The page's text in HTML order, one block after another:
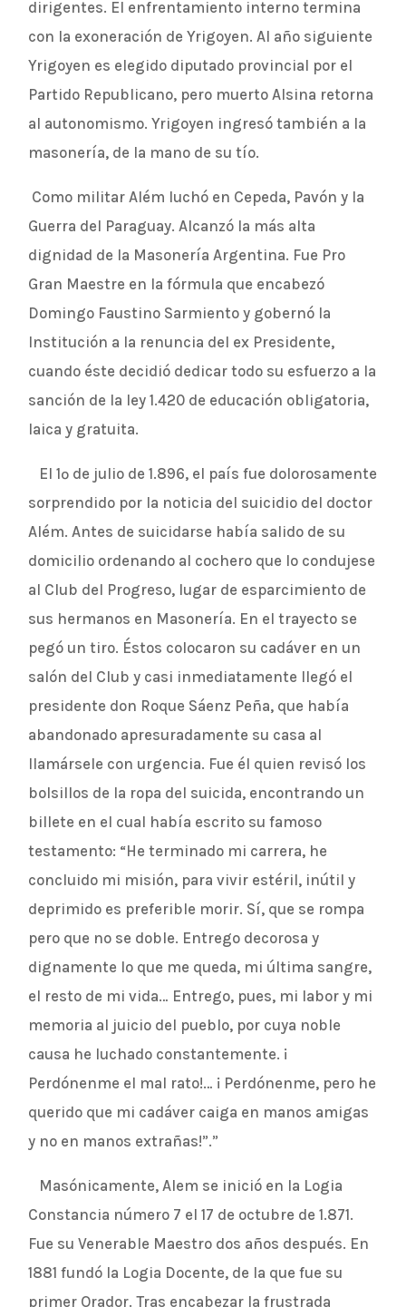
dirigentes. El enfrentamiento interno termina
con la exoneración de Yrigoyen. Al año siguiente
Yrigoyen es elegido diputado provincial por el
Partido Republicano, pero muerto Alsina retorna
al autonomismo. Yrigoyen ingresó también a la
masonería, de la mano de su tío.
Como militar Além luchó en Cepeda, Pavón y la
Guerra del Paraguay. Alcanzó la más alta
dignidad de la Masonería Argentina. Fue Pro
Gran Maestre en la fórmula que encabezó
Domingo Faustino Sarmiento y gobernó la
Institución a la renuncia del ex Presidente,
cuando éste decidió dedicar todo su esfuerzo a la
sanción de la ley 1.420 de educación obligatoria,
laica y gratuita.
El 1º de julio de 1.896, el país fue dolorosamente
sorprendido por la noticia del suicidio del doctor
Além. Antes de suicidarse había salido de su
domicilio ordenando al cochero que lo condujese
al Club del Progreso, lugar de esparcimiento de
sus hermanos en Masonería. En el trayecto se
pegó un tiro. Éstos colocaron su cadáver en un
salón del Club y casi inmediatamente llegó el
presidente don Roque Sáenz Peña, que había
abandonado apresuradamente su casa al
llamársele con urgencia. Fue él quien revisó los
bolsillos de la ropa del suicida, encontrando un
billete en el cual había escrito su famoso
testamento: “He terminado mi carrera, he
concluido mi misión, para vivir estéril, inútil y
deprimido es preferible morir. Sí, que se rompa
pero que no se doble. Entrego decorosa y
dignamente lo que me queda, mi última sangre,
el resto de mi vida… Entrego, pues, mi labor y mi
memoria al juicio del pueblo, por cuya noble
causa he luchado constantemente. ¡
Perdónenme el mal rato!… ¡ Perdónenme, pero he
querido que mi cadáver caiga en manos amigas
y no en manos extrañas!”.”
Masónicamente, Alem se inició en la Logia
Constancia número 7 el 17 de octubre de 1.871.
Fue su Venerable Maestro dos años después. En
1881 fundó la Logia Docente, de la que fue su
primer Orador. Tras encabezar la frustrada